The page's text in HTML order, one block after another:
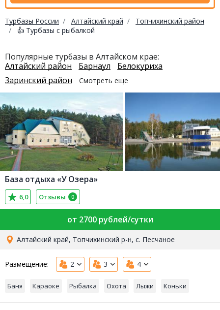
Турбазы России Алтайский край
Топчихинский район
👍 Турбазы с рыбалкой
Популярные турбазы в Алтайском крае:
Алтайский район
Барнаул
Белокуриха
Заринский район
Смотреть еще
База отдыха «У Озера»
6,0 Отзывы 0
от 2700 рублей/сутки
Алтайский край, Топчихинский р-н, с. Песчаное
Размещение: 2 3 4
Баня Караоке Рыбалка Охота Лыжи Коньки
Красноборский район